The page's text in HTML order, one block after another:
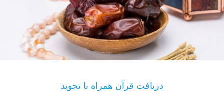
دریافت قرآن همراه با تجوید